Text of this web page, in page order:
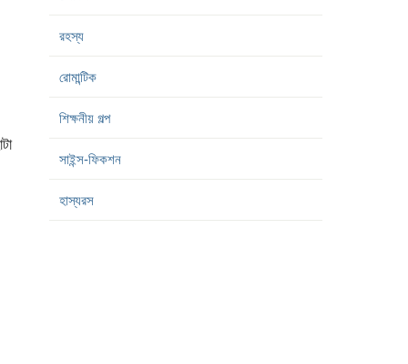
রহস্য
রোমান্টিক
শিক্ষনীয় গল্প
সাইন্স-ফিকশন
হাস্যরস